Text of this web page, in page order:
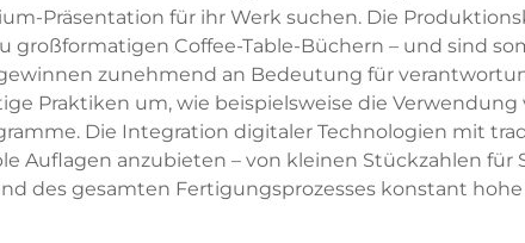
Präsentation für ihr Werk suchen. Die
großformatigen Coffee-Table-Büchern – und sind
zunehmend an Bedeutung für
Praktiken um, wie beispielsweise die
Die Integration digitaler Technologien mit
Auflagen anzubieten – von kleinen Stückzahlen
des gesamten Fertigungsprozesses konstant